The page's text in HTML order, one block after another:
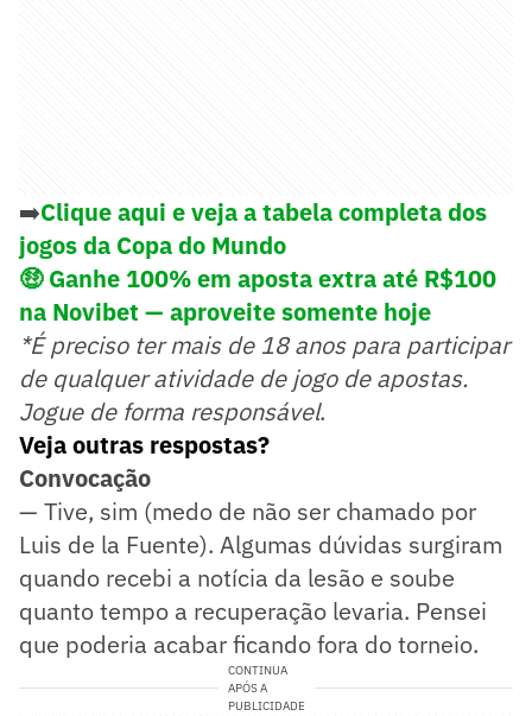
➡️Clique aqui e veja a tabela completa dos
jogos da Copa do Mundo
🤑Ganhe 100% em aposta extra até R$100
na Novibet — aproveite somente hoje
*É preciso ter mais de 18 anos para participar
de qualquer atividade de jogo de apostas.
Jogue de forma responsável.
Veja outras respostas?
Convocação
— Tive, sim (medo de não ser chamado por
Luis de la Fuente). Algumas dúvidas surgiram
quando recebi a notícia da lesão e soube
quanto tempo a recuperação levaria. Pensei
que poderia acabar ficando fora do torneio.
CONTINUA
APÓS A
PUBLICIDADE